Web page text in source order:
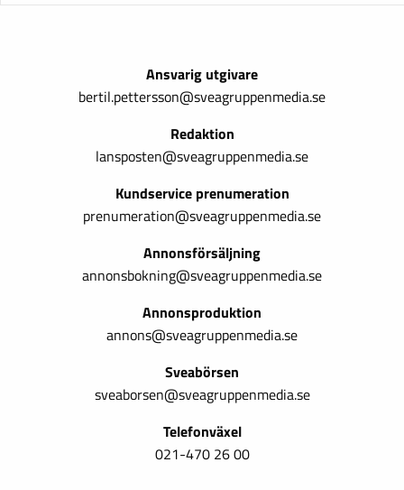
Ansvarig utgivare
bertil.pettersson@sveagruppenmedia.se
Redaktion
lansposten@sveagruppenmedia.se
Kundservice prenumeration
prenumeration@sveagruppenmedia.se
Annonsförsäljning
annonsbokning@sveagruppenmedia.se
Annonsproduktion
annons@sveagruppenmedia.se
Sveabörsen
sveaborsen@sveagruppenmedia.se
Telefonväxel
021-470 26 00